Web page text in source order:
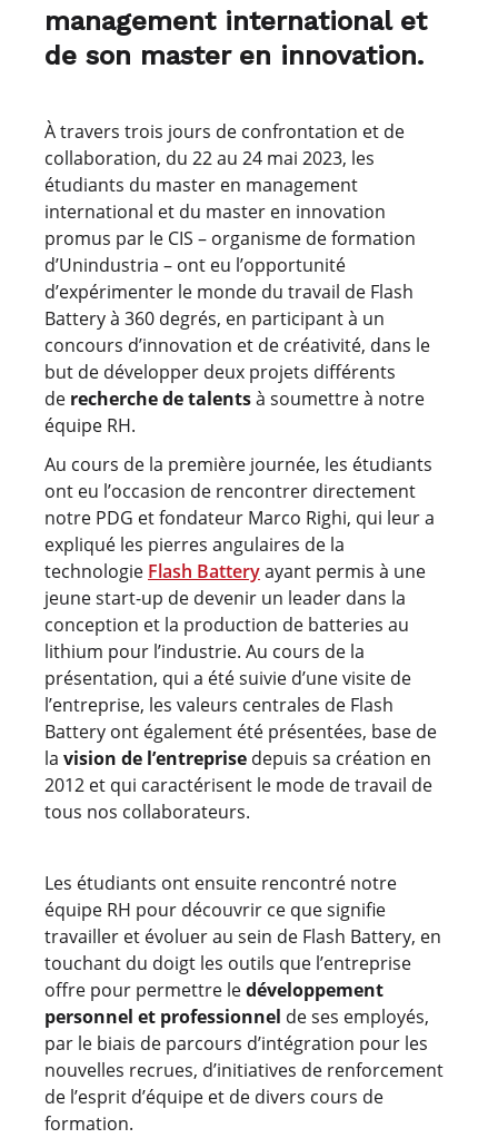
management international et
de son master en innovation.
À travers trois jours de confrontation et de
collaboration, du 22 au 24 mai 2023, les
étudiants du master en management
international et du master en innovation
promus par le CIS – organisme de formation
d’Unindustria – ont eu l’opportunité
d’expérimenter le monde du travail de Flash
Battery à 360 degrés, en participant à un
concours d’innovation et de créativité, dans le
but de développer deux projets différents
de recherche de talentsà soumettre à notre
équipe RH.
Au cours de la première journée, les étudiants
ont eu l’occasion de rencontrer directement
notre PDG et fondateur Marco Righi, qui leur a
expliqué les pierres angulaires de la
technologie Flash Batteryayant permis à une
jeune start-up de devenir un leader dans la
conception et la production de batteries au
lithium pour l’industrie. Au cours de la
présentation, qui a été suivie d’une visite de
l’entreprise, les valeurs centrales de Flash
Battery ont également été présentées, base de
la vision de l’entreprise depuis sa création en
2012 et qui caractérisent le mode de travail de
tous nos collaborateurs.
Les étudiants ont ensuite rencontré notre
équipe RH pour découvrir ce que signifie
travailler et évoluer au sein de Flash Battery, en
touchant du doigt les outils que l’entreprise
offre pour permettre ledéveloppement
personnel et professionnel de ses employés,
par le biais de parcours d’intégration pour les
nouvelles recrues, d’initiatives de renforcement
de l’esprit d’équipe et de divers cours de
formation.